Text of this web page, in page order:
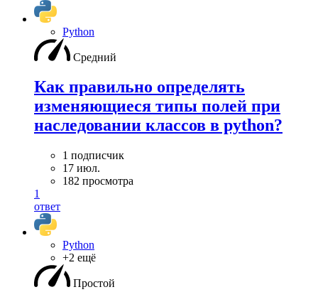
Python
Средний
Как правильно определять
изменяющиеся типы полей при
наследовании классов в python?
1 подписчик
17 июл.
182 просмотра
1
ответ
Python
+2 ещё
Простой